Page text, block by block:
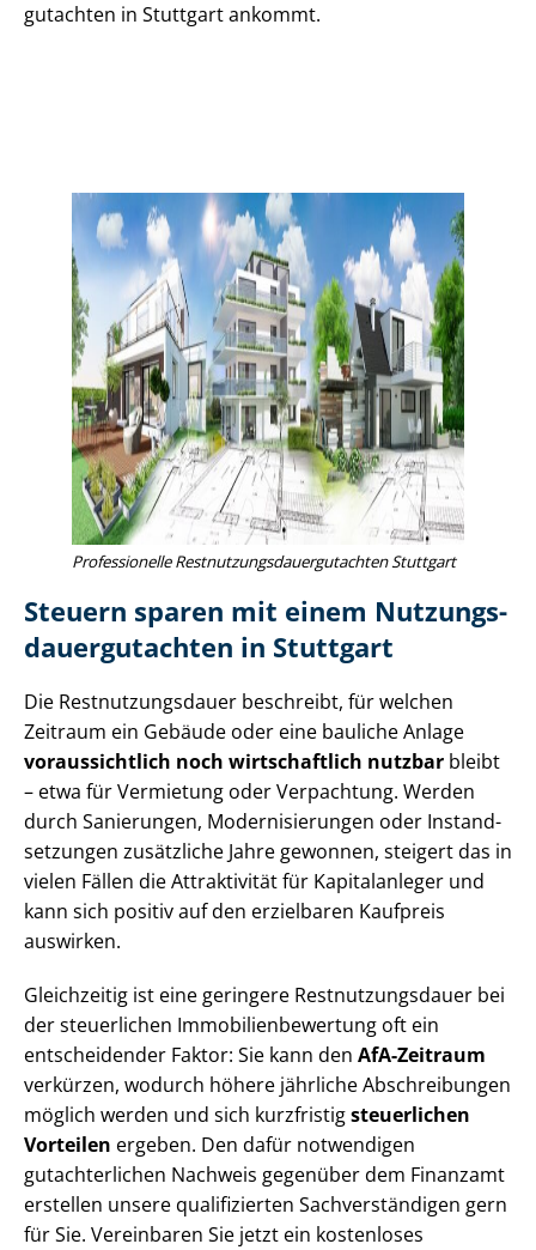
gut­ach­ten in Stuttgart ankommt.
Professionelle Rest­nut­zungs­dau­er­gut­ach­ten Stuttgart
Steuern sparen mit einem Nut­zungs­
dau­er­gut­ach­ten in Stuttgart
Die Rest­nut­zungs­dau­er beschreibt, für welchen
Zeitraum ein Gebäude oder eine bauliche Anlage
voraussichtlich noch wirtschaftlich nutzbar bleibt
– etwa für Vermietung oder Verpachtung. Werden
durch Sanierungen, Mo­der­ni­sie­run­gen oder In­stand­
set­zun­gen zusätzliche Jahre gewonnen, steigert das in
vielen Fällen die Attraktivität für Kapitalanleger und
kann sich positiv auf den erzielbaren Kaufpreis
auswirken.
Gleichzeitig ist eine geringere Rest­nut­zungs­dau­er bei
der steuerlichen Im­mo­bi­li­en­be­wer­tung oft ein
entscheidender Faktor: Sie kann den AfA-Zeitraum
verkürzen, wodurch höhere jährliche Abschreibungen
möglich werden und sich kurzfristigsteuerlichen
Vorteilen ergeben. Den dafür notwendigen
gutachterlichen Nachweis gegenüber dem Finanzamt
erstellen unsere qualifizierten Sach­ver­stän­di­gen gern
für Sie. Vereinbaren Sie jetzt ein kostenloses